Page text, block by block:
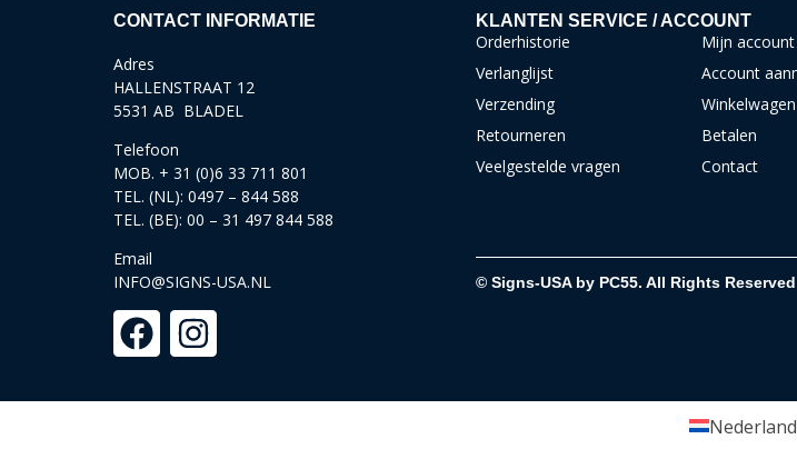
CONTACT INFORMATIE
Adres
HALLENSTRAAT 12
5531 AB BLADEL
Telefoon
MOB. + 31 (0)6 33 711 801
TEL. (NL): 0497 – 844 588
TEL. (BE): 00 – 31 497 844 588
Email
INFO@SIGNS-USA.NL
KLANTEN SERVICE / ACCOUNT
Orderhistorie
Verlanglijst
Verzending
Retourneren
Veelgestelde vragen
Mijn account
Account
Winkelwagen
Betalen
Contact
© Signs-USA by PC55. All Rights Reserved